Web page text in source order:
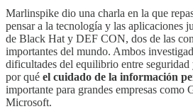
Marlinspike dio una charla en la que
pensar a la tecnología y las aplicaciones
de Black Hat y DEF CON, dos de las
importantes del mundo. Ambos
dificultades del equilibrio entre seguridad
por qué el cuidado de la información
importante para grandes empresas como
Microsoft.